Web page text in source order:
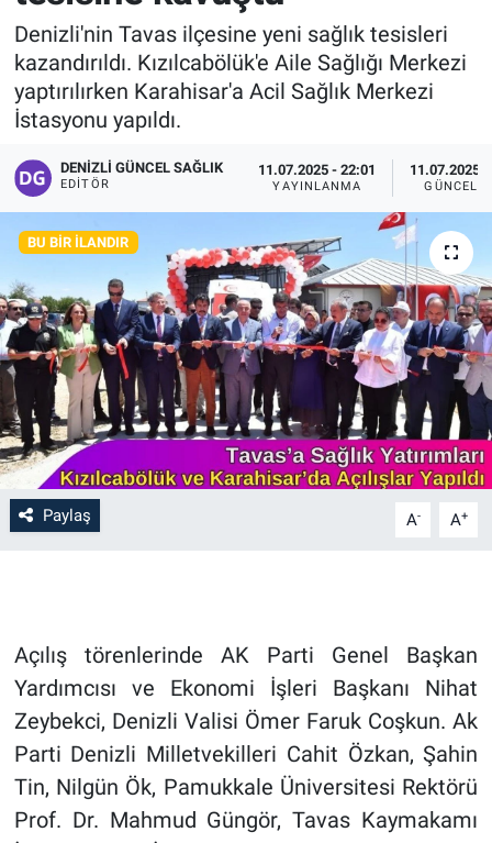
Denizli'nin Tavas ilçesine yeni sağlık tesisleri
kazandırıldı. Kızılcabölük'e Aile Sağlığı Merkezi
yaptırılırken Karahisar'a Acil Sağlık Merkezi
İstasyonu yapıldı.
DENIZLI GÜNCEL SAĞLIK
EDITÖR
11.07.2025 - 22:01
YAYINLANMA
11.07.2025 -
BU BIR İLANDIR
Paylaş A- A+
Açılış törenlerinde AK Parti Genel Başkan
Yardımcısı ve Ekonomi İşleri Başkanı Nihat
Zeybekci, Denizli Valisi Ömer Faruk Coşkun. Ak
Parti Denizli Milletvekilleri Cahit Özkan, Şahin
Tin, Nilgün Ök, Pamukkale Üniversitesi Rektörü
Prof. Dr. Mahmud Güngör, Tavas Kaymakamı